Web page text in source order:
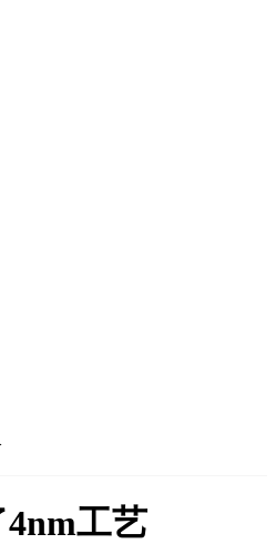
4nm工艺